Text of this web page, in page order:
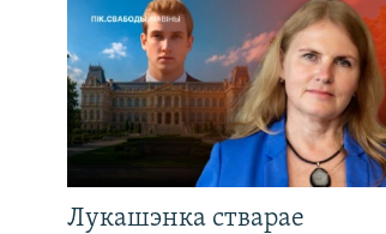
Лукашэнка стварае